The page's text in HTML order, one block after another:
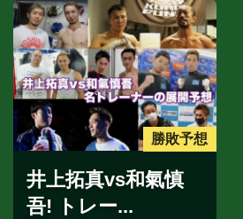
勝敗予想
井上拓真vs和氣慎
吾! トレー...